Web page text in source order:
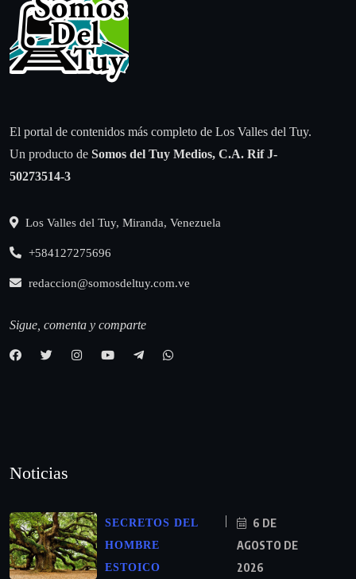
El portal de contenidos más completo de Los Valles del Tuy.
Un producto de Somos del Tuy Medios, C.A. Rif J-
50273514-3
Los Valles del Tuy, Miranda, Venezuela
+584127275696
redaccion@somosdeltuy.com.ve
Sigue, comenta y comparte
Noticias
SECRETOS DEL
HOMBRE
ESTOICO
6 DE
AGOSTO DE
2026